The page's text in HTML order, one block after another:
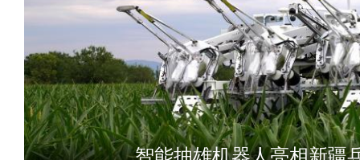
直击武警车载速射迫击
智能抽雄机器人亮相新疆